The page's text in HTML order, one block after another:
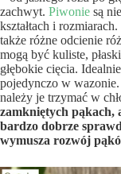
zachwyt. Piwonie są
kształtach i
także różne odcienie
mogą być kuliste,
głębokie cięcia.
pojedynczo w
należy je trzymać w
zamkniętych pąkach,
bardzo dobrze
wymusza rozwój